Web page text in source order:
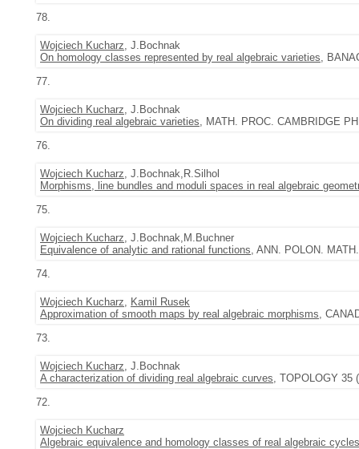
78.
Wojciech Kucharz, J.Bochnak
On homology classes represented by real algebraic varieties,
77.
Wojciech Kucharz, J.Bochnak
On dividing real algebraic varieties, MATH. PROC. CAMBRIDGE
76.
Wojciech Kucharz, J.Bochnak,R.Silhol
Morphisms, line bundles and moduli spaces in real algebraic
75.
Wojciech Kucharz, J.Bochnak,M.Buchner
Equivalence of analytic and rational functions, ANN. POLON.
74.
Wojciech Kucharz, Kamil Rusek
Approximation of smooth maps by real algebraic morphisms,
73.
Wojciech Kucharz, J.Bochnak
A characterization of dividing real algebraic curves, TOPOLOGY 35
72.
Wojciech Kucharz
Algebraic equivalence and homology classes of real algebraic cycles